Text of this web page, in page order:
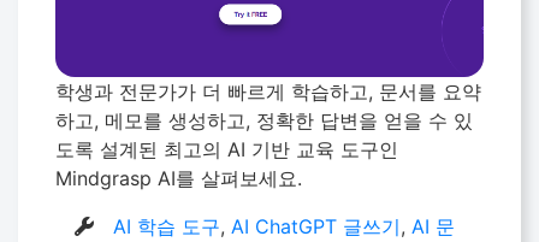
학생과 전문가가 더 빠르게 학습하고, 문서를 요약
하고, 메모를 생성하고, 정확한 답변을 얻을 수 있
도록 설계된 최고의 AI 기반 교육 도구인
Mindgrasp AI를 살펴보세요.
AI 학습 도구,AI ChatGPT 글쓰기,AI 문